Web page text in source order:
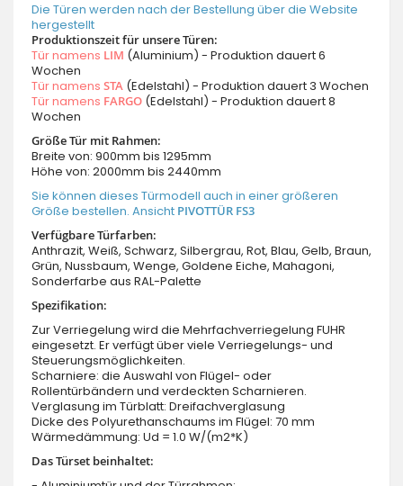
Die Türen werden nach der Bestellung über die Website
hergestellt
Produktionszeit für unsere Türen:
Tür namens LIM (Aluminium) - Produktion dauert 6
Wochen
Tür namens STA (Edelstahl) - Produktion dauert 3 Wochen
Tür namens FARGO (Edelstahl) - Produktion dauert 8
Wochen
Größe Tür mit Rahmen:
Breite von: 900mm bis 1295mm
Höhe von: 2000mm bis 2440mm
Sie können dieses Türmodell auch in einer größeren
Größe bestellen. Ansicht PIVOTTÜR FS3
Verfügbare Türfarben:
Anthrazit, Weiß, Schwarz, Silbergrau, Rot, Blau, Gelb, Braun,
Grün, Nussbaum, Wenge, Goldene Eiche, Mahagoni,
Sonderfarbe aus RAL-Palette
Spezifikation:
Zur Verriegelung wird die Mehrfachverriegelung FUHR
eingesetzt. Er verfügt über viele Verriegelungs- und
Steuerungsmöglichkeiten.
Scharniere: die Auswahl von Flügel- oder
Rollentürbändern und verdeckten Scharnieren.
Verglasung im Türblatt: Dreifachverglasung
Dicke des Polyurethanschaums im Flügel: 70 mm
Wärmedämmung: Ud = 1.0 W/(m2*K)
Das Türset beinhaltet: